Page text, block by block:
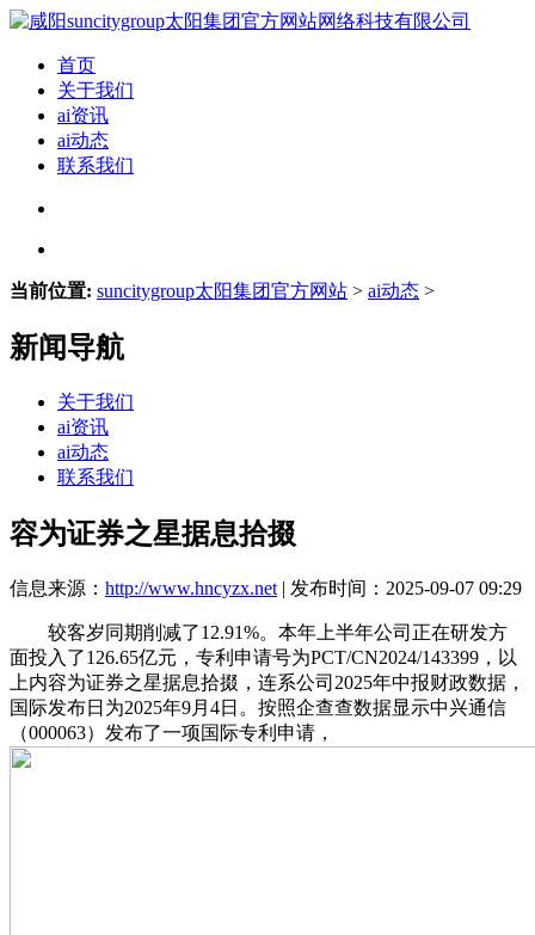
首页
关于我们
ai资讯
ai动态
联系我们
当前位置: suncitygroup太阳集团官方网站 > ai动态 >
新闻导航
关于我们
ai资讯
ai动态
联系我们
容为证券之星据息拾掇
信息来源： http://www.hncyzx.net | 发布时间：2025-09-07 09:29
较客岁同期削减了12.91%。本年上半年公司正在研发方
面投入了126.65亿元，专利申请号为PCT/CN2024/143399，以
上内容为证券之星据息拾掇，连系公司2025年中报财政数据，
国际发布日为2025年9月4日。按照企查查数据显示中兴通信
（000063）发布了一项国际专利申请，